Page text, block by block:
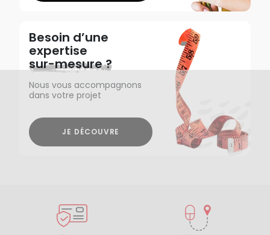
Besoin d’une
expertise
sur-mesure ?
Nous vous accompagnons
dans votre projet
JE DÉCOUVRE